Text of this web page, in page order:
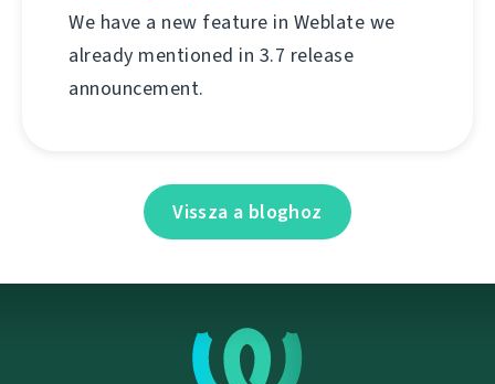
We have a new feature in Weblate we
already mentioned in 3.7 release
announcement.
Vissza a bloghoz